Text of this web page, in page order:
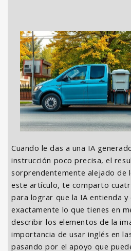
Cuando le das a una IA
instrucción poco precisa, el
sorprendentemente alejado de
este artículo, te comparto
para lograr que la IA entienda y
exactamente lo que tienes en
describir los elementos de la
importancia de usar inglés en
pasando por el apoyo que